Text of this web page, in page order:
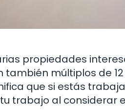
propiedades
múltiplos de
que si estás
trabajo al considerar